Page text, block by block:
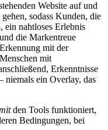
Website auf und
sodass Kunden, die
ein nahtloses Erlebnis
die Markentreue
mit der
mit
Erkenntnisse
ein Overlay, das
den Tools funktioniert,
Bedingungen, bei